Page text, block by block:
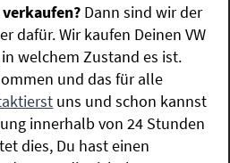
verkaufen? Dann sind wir der
dafür. Wir kaufen Deinen VW
welchem Zustand es ist.
und das für alle
uns und schon kannst
innerhalb von 24 Stunden
dies, Du hast einen